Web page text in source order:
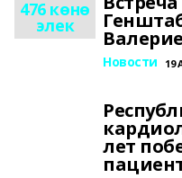
476 көнө
элек
Новости 19
лет